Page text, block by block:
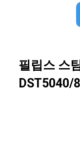
필립스 스
DST5040/